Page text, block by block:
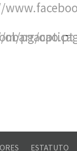
-
ESTATUTO